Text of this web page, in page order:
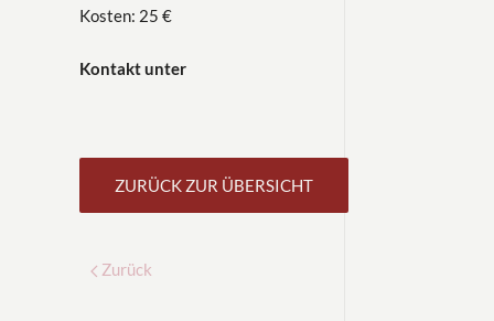
Kosten: 25 €
Kontakt unter
ZURÜCK ZUR ÜBERSICHT
Zurück